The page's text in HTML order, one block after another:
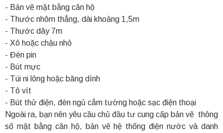
- Bản vẽ mặt bằng căn hộ
- Thước nhôm thẳng, dài khoảng 1,5m
- Thước dây 7m
- Xô hoặc chậu nhỏ
- Đèn pin
- Bút mực
- Túi ni lông hoặc băng dính
- Tô vít
- Bút thử điện, đèn ngủ cắm tường hoặc sạc điện thoại
Ngoài ra, bạn nên yêu cầu chủ đầu tư cung cấp bản vẽ thông
số mặt bằng căn hộ, bản vẽ hệ thống điện nước và danh